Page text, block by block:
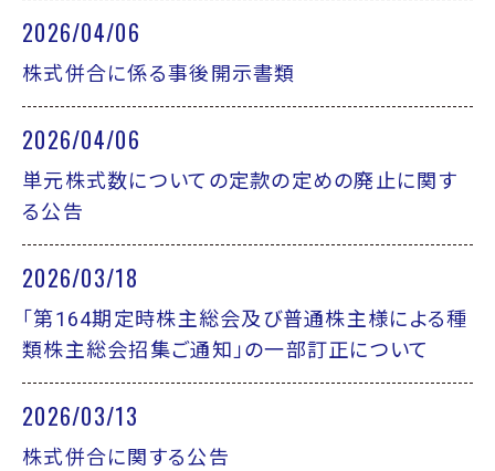
2026/04/06
株式併合に係る事後開示書類
2026/04/06
単元株式数についての定款の定めの廃止に関す
る公告
2026/03/18
「第164期定時株主総会及び普通株主様による種
類株主総会招集ご通知」の一部訂正について
2026/03/13
株式併合に関する公告